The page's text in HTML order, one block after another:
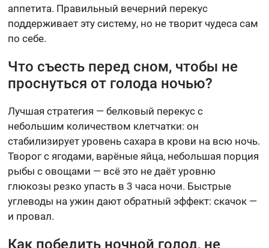
аппетита. Правильный вечерний перекус
поддерживает эту систему, но не творит чудеса сам
по себе.
Что съесть перед сном, чтобы не
проснуться от голода ночью?
Лучшая стратегия — белковый перекус с
небольшим количеством клетчатки: он
стабилизирует уровень сахара в крови на всю ночь.
Творог с ягодами, варёные яйца, небольшая порция
рыбы с овощами — всё это не даёт уровню
глюкозы резко упасть в 3 часа ночи. Быстрые
углеводы на ужин дают обратный эффект: скачок —
и провал.
Как победить ночной голод, не